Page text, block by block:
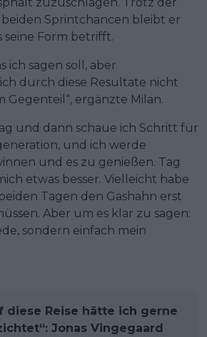
Sprintchancen bleibt er
seine Form betrifft.
ich sagen soll, aber
durch diese Resultate nicht
Gegenteil“, ergänzte Milan.
und dann schaue ich Schritt für
und ich werde
und es zu genießen. Tag
etwas besser. Vielleicht habe
Tagen den Gashahn erst
Aber um es klar zu sagen:
sondern einfach mein
diese Reise hätte ich gerne
Jonas Vingegaard